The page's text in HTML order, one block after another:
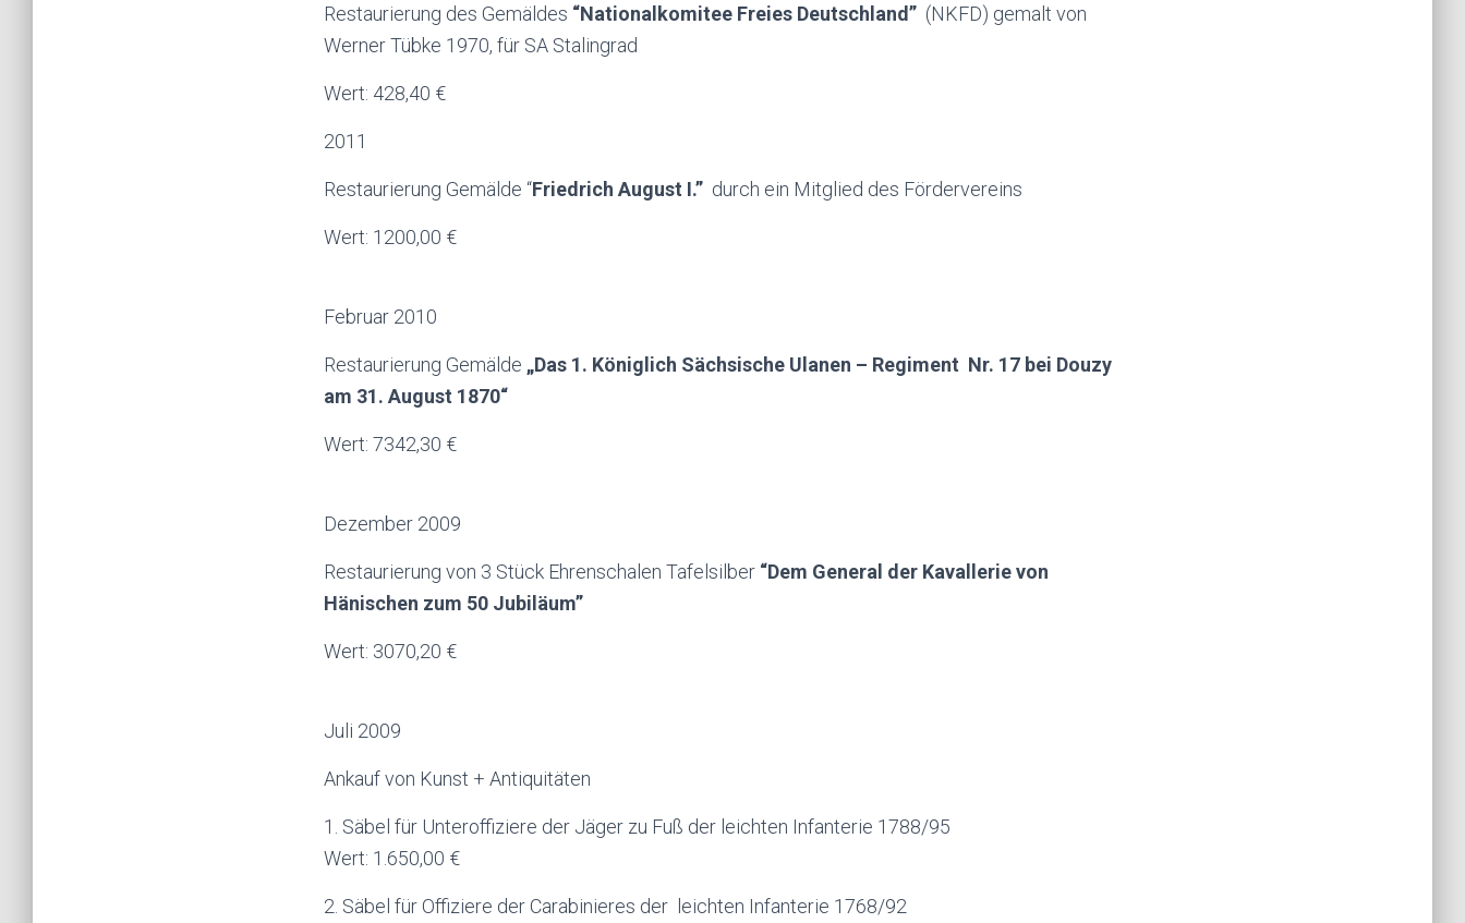
Restaurierung des Gemäldes “Nationalkomitee Freies Deutschland” (NKFD) gemalt von
Werner Tübke 1970, für SA Stalingrad
Wert: 428,40 €
2011
Restaurierung Gemälde “Friedrich August I.” durch ein Mitglied des Fördervereins
Wert: 1200,00 €
Februar 2010
Restaurierung Gemälde „Das 1. Königlich Sächsische Ulanen – Regiment Nr. 17 bei Douzy
am 31. August 1870“
Wert: 7342,30 €
Dezember 2009
Restaurierung von 3 Stück Ehrenschalen Tafelsilber “Dem General der Kavallerie von
Hänischen zum 50 Jubiläum”
Wert: 3070,20 €
Juli 2009
Ankauf von Kunst + Antiquitäten
1. Säbel für Unteroffiziere der Jäger zu Fuß der leichten Infanterie 1788/95
Wert: 1.650,00 €
2. Säbel für Offiziere der Carabinieres der leichten Infanterie 1768/92